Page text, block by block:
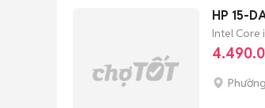
HP 15-
Intel Core